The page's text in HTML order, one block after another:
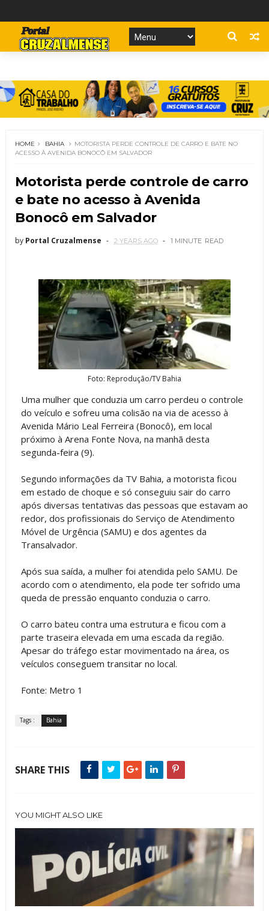
HOME BAHIA
MOTORISTA PERDE CONTROLE DE CARRO E BATE NO
ACESSO À AVENIDA BONOCÔ EM SALVADOR
Motorista perde controle de carro
e bate no acesso à Avenida
Bonocô em Salvador
by Portal Cruzalmense 2 YEARS AGO 1 MINUTE READ
Foto: Reprodução/TV Bahia
Uma mulher que conduzia um carro perdeu o controle
do veículo e sofreu uma colisão na via de acesso à
Avenida Mário Leal Ferreira (Bonocô), em local
próximo à Arena Fonte Nova, na manhã desta
segunda-feira (9).
Segundo informações da TV Bahia, a motorista ficou
em estado de choque e só conseguiu sair do carro
após diversas tentativas das pessoas que estavam ao
redor, dos profissionais do Serviço de Atendimento
Móvel de Urgência (SAMU) e dos agentes da
Transalvador.
Após sua saída, a mulher foi atendida pelo SAMU. De
acordo com o atendimento, ela pode ter sofrido uma
queda de pressão enquanto conduzia o carro.
O carro bateu contra uma estrutura e ficou com a
parte traseira elevada em uma escada da região.
Apesar do tráfego estar movimentado na área, os
veículos conseguem transitar no local.
Fonte: Metro 1
Tags : Bahia
SHARE THIS
YOU MIGHT ALSO LIKE